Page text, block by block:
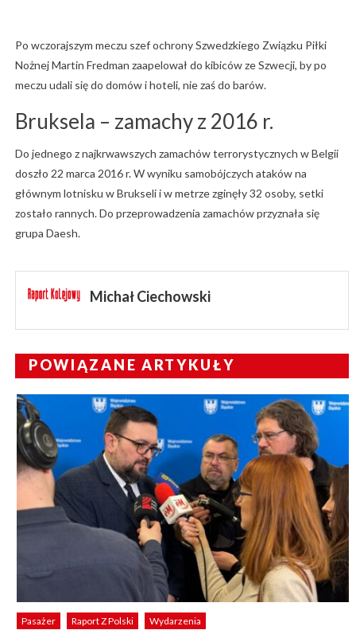
Po wczorajszym meczu szef ochrony Szwedzkiego Związku Piłki
Nożnej Martin Fredman zaapelował do kibiców ze Szwecji, by po
meczu udali się do domów i hoteli, nie zaś do barów.
Bruksela – zamachy z 2016 r.
Do jednego z najkrwawszych zamachów terrorystycznych w Belgii
doszło 22 marca 2016 r. W wyniku samobójczych ataków na
głównym lotnisku w Brukseli i w metrze zginęły 32 osoby, setki
zostało rannych. Do przeprowadzenia zamachów przyznała się
grupa Daesh.
Michał Ciechowski
POWIĄZANE ARTYKUŁY
Pasażer Raport Z Polski Wydarzenia